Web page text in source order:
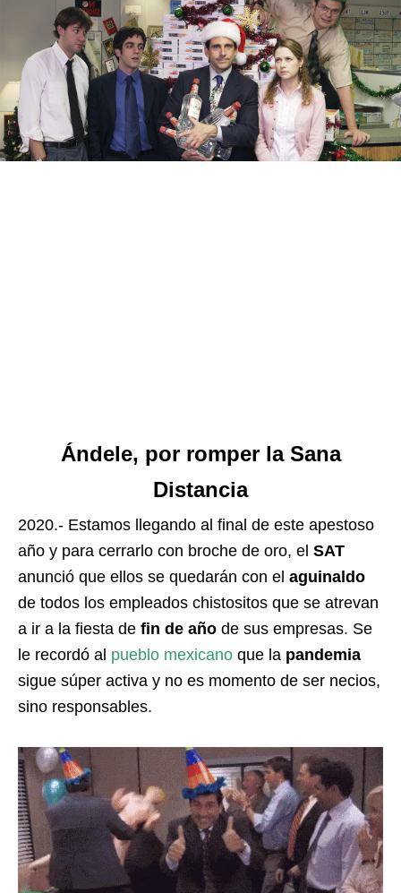
Ándele, por romper la Sana
Distancia
2020.- Estamos llegando al final de este apestoso
año y para cerrarlo con broche de oro, el SAT
anunció que ellos se quedarán con el aguinaldo
de todos los empleados chistositos que se atrevan
a ir a la fiesta de fin de año de sus empresas. Se
le recordó al pueblo mexicano que la pandemia
sigue súper activa y no es momento de ser necios,
sino responsables.